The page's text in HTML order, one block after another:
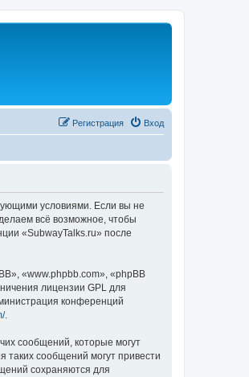
Вход
Регистрация
условиями. Если вы не
всё возможное, чтобы
«SubwayTalks.ru» после
«www.phpbb.com», «phpBB
лицензии GPL для
конференций
.
сообщений, которые могут
сообщений могут привести
сохраняются для